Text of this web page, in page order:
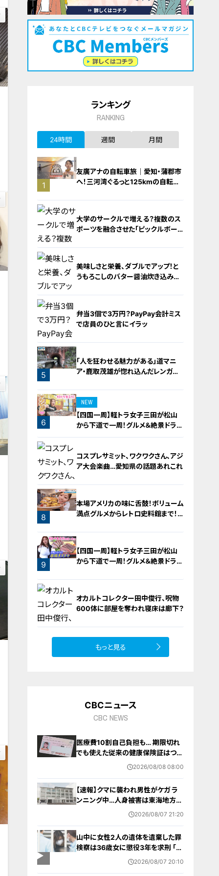
ランキング
RANKING
24時間 週間 月間
1
友廣アナの自転車旅｜愛知・蒲郡市
へ！三河湾ぐるっと125kmの自転車
2
大学のサークルで増える？複数のス
ポーツを融合させた「ピックルボー
3
美味しさと栄養、ダブルでアップ！と
うもろこしのバター醤油炊き込みご
4
弁当3個で3万円？PayPay会計ミス
で店員のひと言にイラッ
5
「人を狂わせる魅力がある」道マニ
ア・鹿取茂雄が惚れ込んだレンガの
6
NEW
【四国一周】軽トラ女子三田が松山
から下道で一周！グルメ＆絶景ドライ
ブ⑳
7
コスプレサミット、ワクワクさん、アジ
ア大会楽曲…愛知県の話題あれこれ
8
本場アメリカの味に舌鼓！ボリューム
満点グルメからレトロ史料館まで！
9
【四国一周】軽トラ女子三田が松山
から下道で一周！グルメ＆絶景ドライ
オカルトコレクター田中俊行、呪物
600体に部屋を奪われ寝床は廊下？
もっと見る
CBCニュース
CBC NEWS
医療費10割自己負担も… 期限切れ
でも使えた従来の健康保険証はつい
に終了 8月以降起こりうるマイナ保
2026/08/08 08:00
【速報】クマに襲われ男性がケガ ラ
ンニング中…人身被害は東海地方で
今シーズン初めて 岐阜県高山市
2026/08/07 21:20
山中に女性2人の遺体を遺棄した罪
検察は36歳女に懲役3年を求刑 ｢遺
棄時に近くに居続けたこと自体が重
2026/08/07 20:10